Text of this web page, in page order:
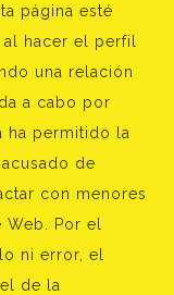
página esté
al hacer el perfil
una relación
a cabo por
ha permitido la
de
con menores
Web. Por el
ni error, el
de la